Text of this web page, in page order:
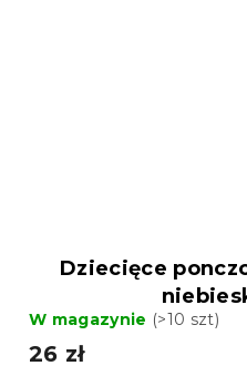
Dziecięce
W magazynie (>10 szt)
26 zł